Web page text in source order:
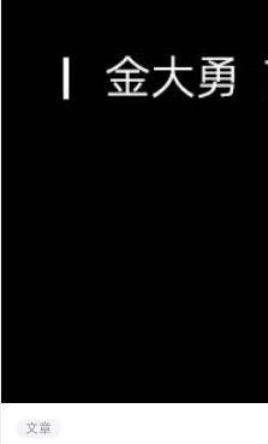
文章